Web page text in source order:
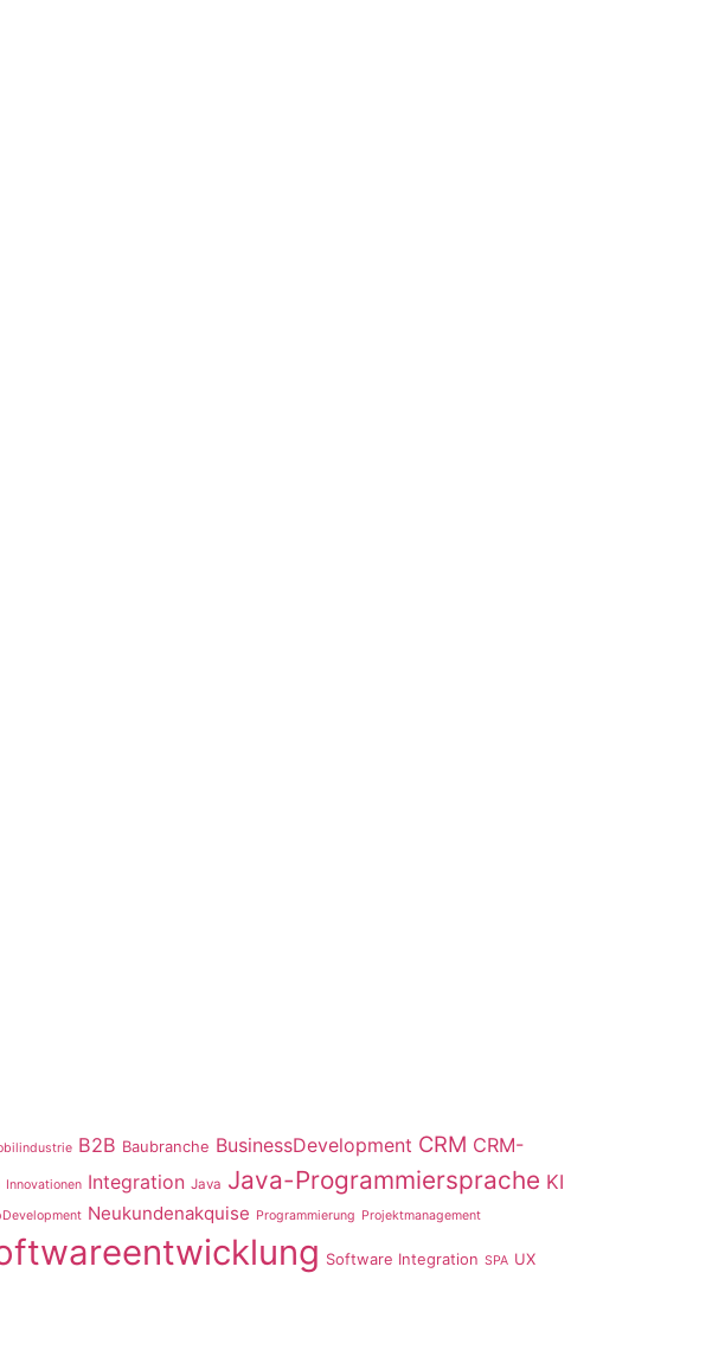
B2B Baubranche BusinessDevelopment CRM CRM-
Innovationen Integration Java Java-Programmiersprache KI
Neukundenakquise Programmierung Projektmanagement
Software Integration SPA UX